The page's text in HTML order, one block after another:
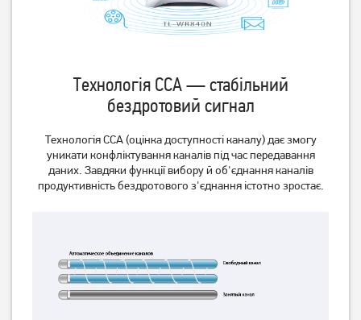
Archer A64
1 549грн
MW301R
499грн
Технологія ССА — стабільний
бездротовий сигнал
Технологія ССА (оцінка доступності каналу) дає змогу
уникати конфліктування каналів під час передавання
даних. Завдяки функції вибору й об'єднання каналів
продуктивність бездротового з'єднання істотно зростає.